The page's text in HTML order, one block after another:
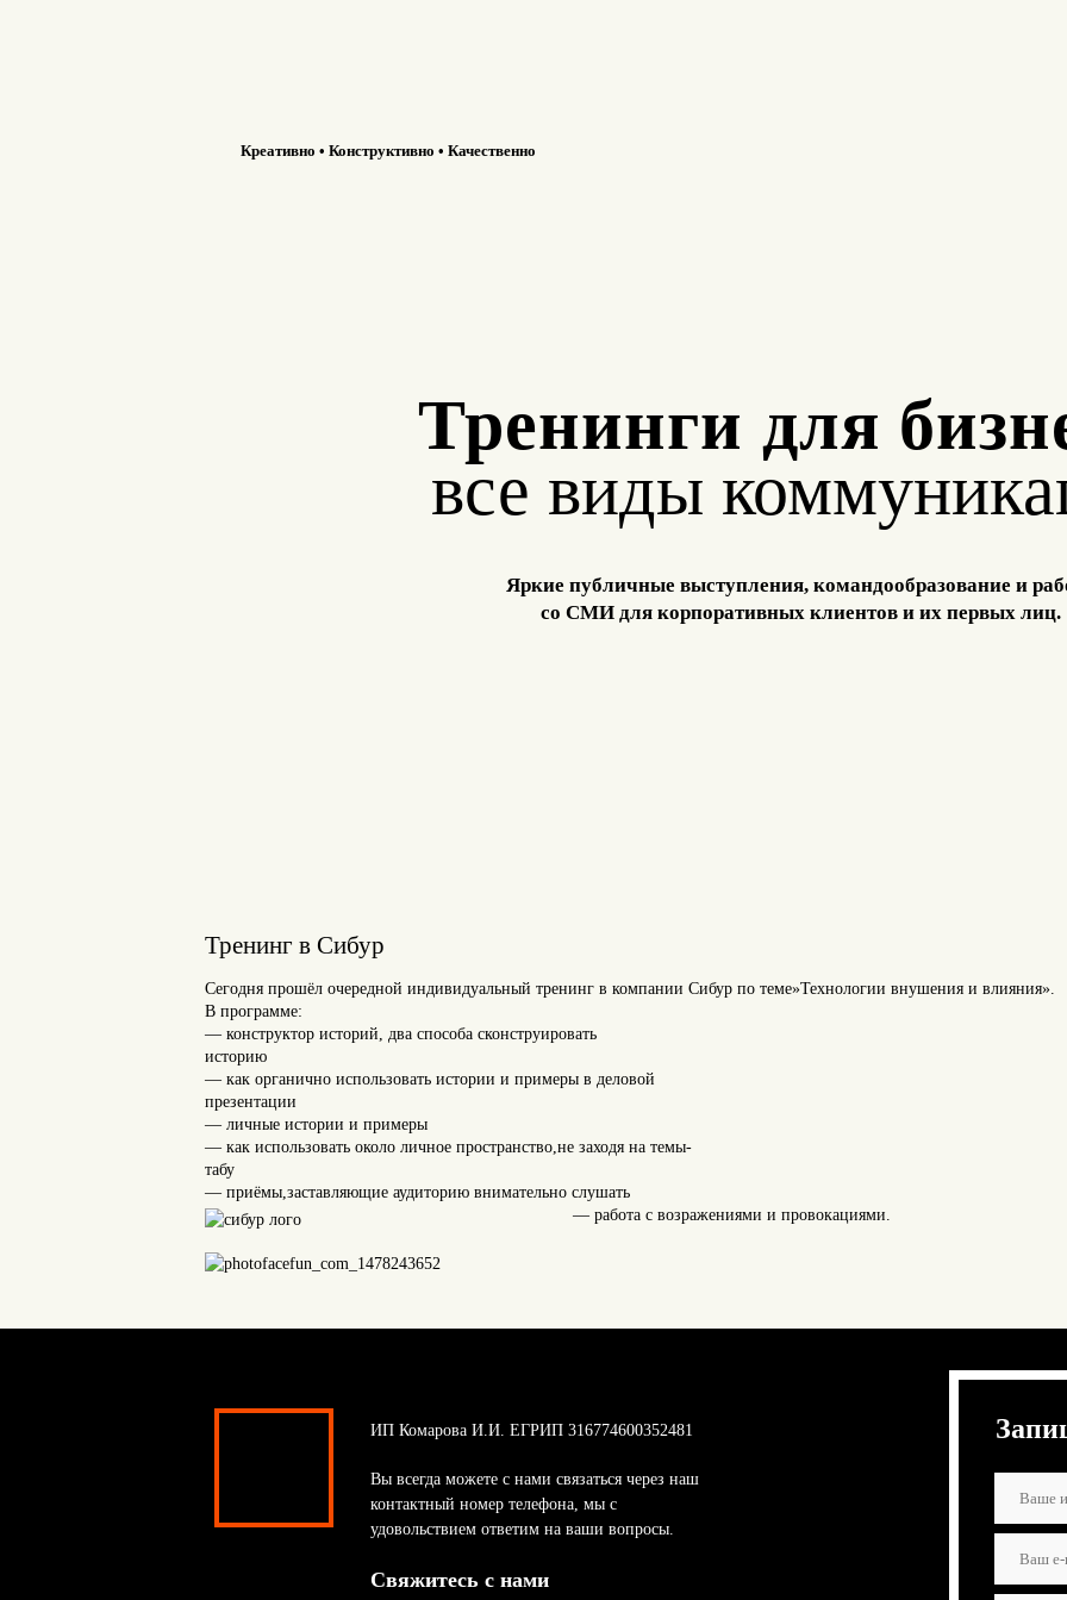
Креативно • Конструктивно • Качественно
Тренинги для
все виды
Яркие публичные выступления, командообразование и
со СМИ для корпоративных клиентов и их первых лиц.
Тренинг в Сибур
Сегодня прошёл очередной индивидуальный тренинг в компании Сибур по теме»Технологии внушения и влияния».
В программе:
— конструктор историй, два способа сконструировать
историю
— как органично использовать истории и примеры в деловой
презентации
— личные истории и примеры
— как использовать около личное пространство,не заходя на темы-
табу
— приёмы,заставляющие аудиторию внимательно слушать
— работа с возражениями и провокациями.
ИП Комарова И.И. ЕГРИП 316774600352481
Вы всегда можете с нами связаться через наш
контактный номер телефона, мы с
удовольствием ответим на ваши вопросы.
Свяжитесь с нами